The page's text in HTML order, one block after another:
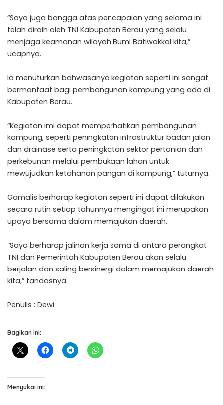
“Saya juga bangga atas pencapaian yang selama ini
telah diraih oleh TNI Kabupaten Berau yang selalu
menjaga keamanan wilayah Bumi Batiwakkal kita,”
ucapnya.
Ia menuturkan bahwasanya kegiatan seperti ini sangat
bermanfaat bagi pembangunan kampung yang ada di
Kabupaten Berau.
“Kegiatan imi dapat memperhatikan pembangunan
kampung, seperti peningkatan infrastruktur badan jalan
dan drainase serta peningkatan sektor pertanian dan
perkebunan melalui pembukaan lahan untuk
mewujudkan ketahanan pangan di kampung,” tuturnya.
Gamalis berharap kegiatan seperti ini dapat dilakukan
secara rutin setiap tahunnya mengingat ini merupakan
upaya bersama dalam memajukan daerah.
“Saya berharap jalinan kerja sama di antara perangkat
TNI dan Pemerintah Kabupaten Berau akan selalu
berjalan dan saling bersinergi dalam memajukan daerah
kita,” tandasnya.
Penulis : Dewi
Bagikan ini:
Menyukai ini: